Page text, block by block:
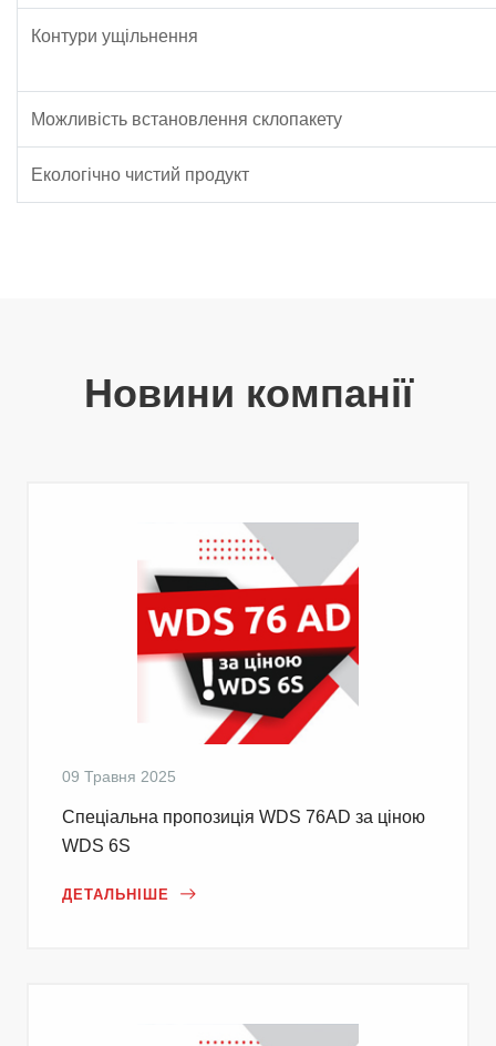
Контури ущільнення
Можливість встановлення склопакету
Екологічно чистий продукт
Новини компанії
09 Травня 2025
Cпеціальна пропозиція WDS 76AD за ціною
WDS 6S
ДЕТАЛЬНІШЕ